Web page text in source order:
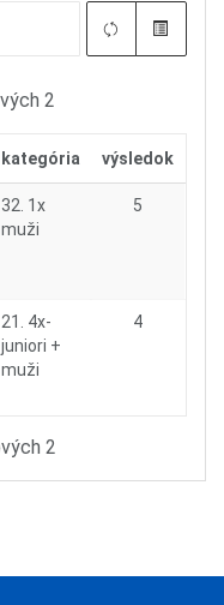
2
kategória výsledok
32. 1x
muži
5
21. 4x-
juniori +
muži
4
2